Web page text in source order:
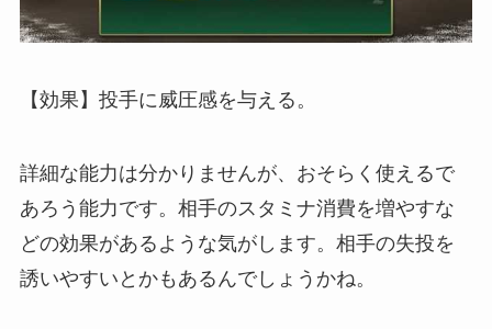
【効果】投手に威圧感を与える。
詳細な能力は分かりませんが、おそらく使えるで
あろう能力です。相手のスタミナ消費を増やすな
どの効果があるような気がします。相手の失投を
誘いやすいとかもあるんでしょうかね。